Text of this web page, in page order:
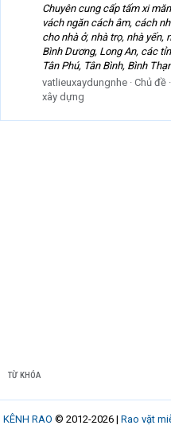
Chuyên cung cấp tấm xi
vách ngăn cách âm, cách
cho nhà ở, nhà trọ, nhà
Bình Dương, Long An, các
Tân Phú, Tân Bình, Bình
vatlieuxaydungnhe Chủ đề
xây dựng
TỪ KHÓA
KÊNH RAO © 2012-2026 | Rao vặt